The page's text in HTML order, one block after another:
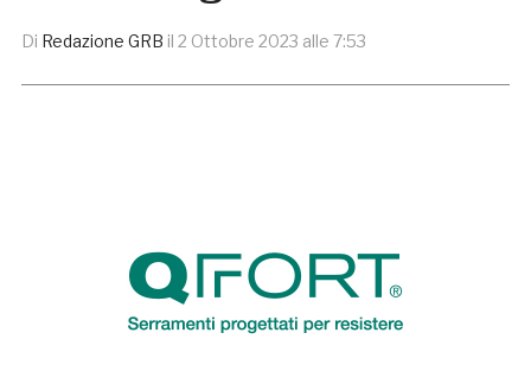
Di Redazione GRB il 2 Ottobre 2023 alle 7:53